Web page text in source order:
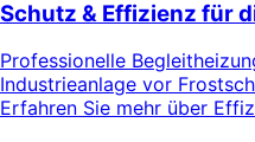
Schutz & Effizienz für
Professionelle
Industrieanlage vor
Erfahren Sie mehr über